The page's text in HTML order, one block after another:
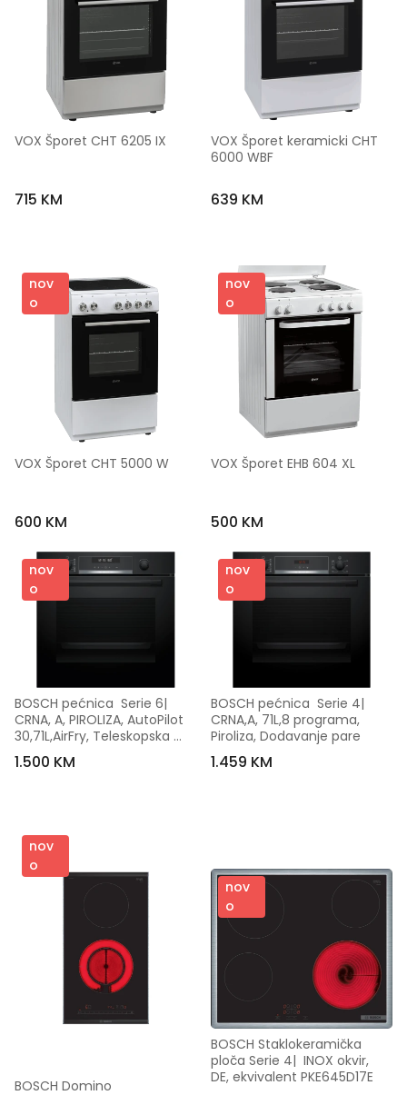
VOX Šporet CHT 6205 IX
715 KM
VOX Šporet keramicki CHT
6000 WBF
639 KM
nov
o
VOX Šporet CHT 5000 W
600 KM
nov
o
VOX Šporet EHB 604 XL
500 KM
nov
o
BOSCH pećnica  Serie 6|
CRNA, A, PIROLIZA, AutoPilot
30,71L,AirFry, Teleskopska
vodilica, 10 progra
1.500 KM
nov
o
BOSCH pećnica  Serie 4|
CRNA,A, 71L,8 programa,
Piroliza, Dodavanje pare
1.459 KM
nov
o
BOSCH Domino
nov
o
BOSCH Staklokeramička
ploča Serie 4|  INOX okvir,
DE, ekvivalent PKE645D17E